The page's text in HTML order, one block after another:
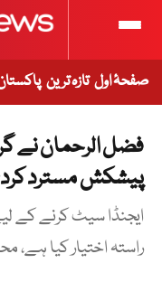
صفحۂ اول تازہ ترین
فضل الرحمان نے
پیشکش مسترد
ایجنڈا سیٹ کرنے کے
راستہ اختیار کیا